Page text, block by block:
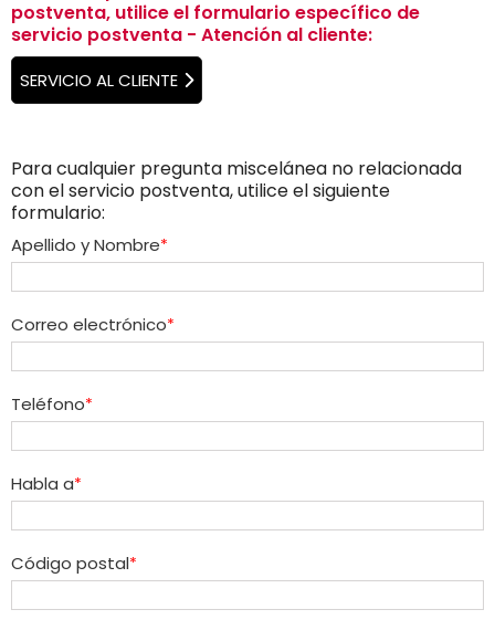
postventa, utilice el formulario específico de
servicio postventa - Atención al cliente:
SERVICIO AL CLIENTE
Para cualquier pregunta miscelánea no relacionada
con el servicio postventa, utilice el siguiente
formulario:
Apellido y Nombre
Correo electrónico
Teléfono
Habla a
Código postal